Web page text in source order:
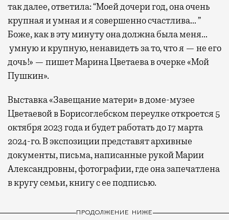
так далее, ответила: “Моей дочери год, она очень
крупная и умная и я совершенно счастлива… ”
Боже, как в эту минуту она должна была меня…
умную и крупную, ненавидеть за то, что я — не его
дочь!» — пишет Марина Цветаева в очерке «Мой
Пушкин».
Выставка «Завещание матери» в доме-музее
Цветаевой в Борисоглебском переулке откроется 5
октября 2023 года и будет работать до 17 марта
2024-го. В экспозиции представят архивные
документы, письма, написанные рукой Марии
Александровны, фотографии, где она запечатлена
в кругу семьи, книгу с ее подписью.
ПРОДОЛЖЕНИЕ НИЖЕ